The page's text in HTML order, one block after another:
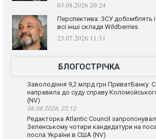
03.08.2026 20:24
Перспектива: ЗСУ добомблять і
всі інші склади Wildberries
23.07.2026 11:31
БЛОГОСТРІЧКА
Заволодіння 9,2 млрд грн ПриватБанку.
направила до суду справу
(NV)
06.08.2026, 22:12
Редакторка Atlantic Council
Зеленському чотири кандидатури на
посла України в США (NV)